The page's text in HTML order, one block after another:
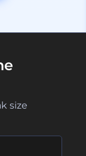
size